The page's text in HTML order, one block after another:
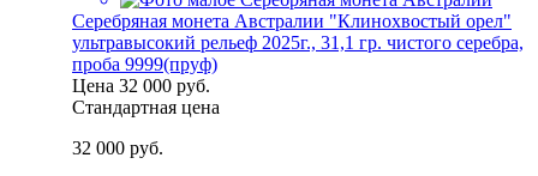
Серебряная монета Австралии "Клинохвостый орел"
ультравысокий рельеф 2025г., 31,1 гр. чистого серебра,
проба 9999(пруф)
Цена 32 000 руб.
Стандартная цена
32 000 руб.